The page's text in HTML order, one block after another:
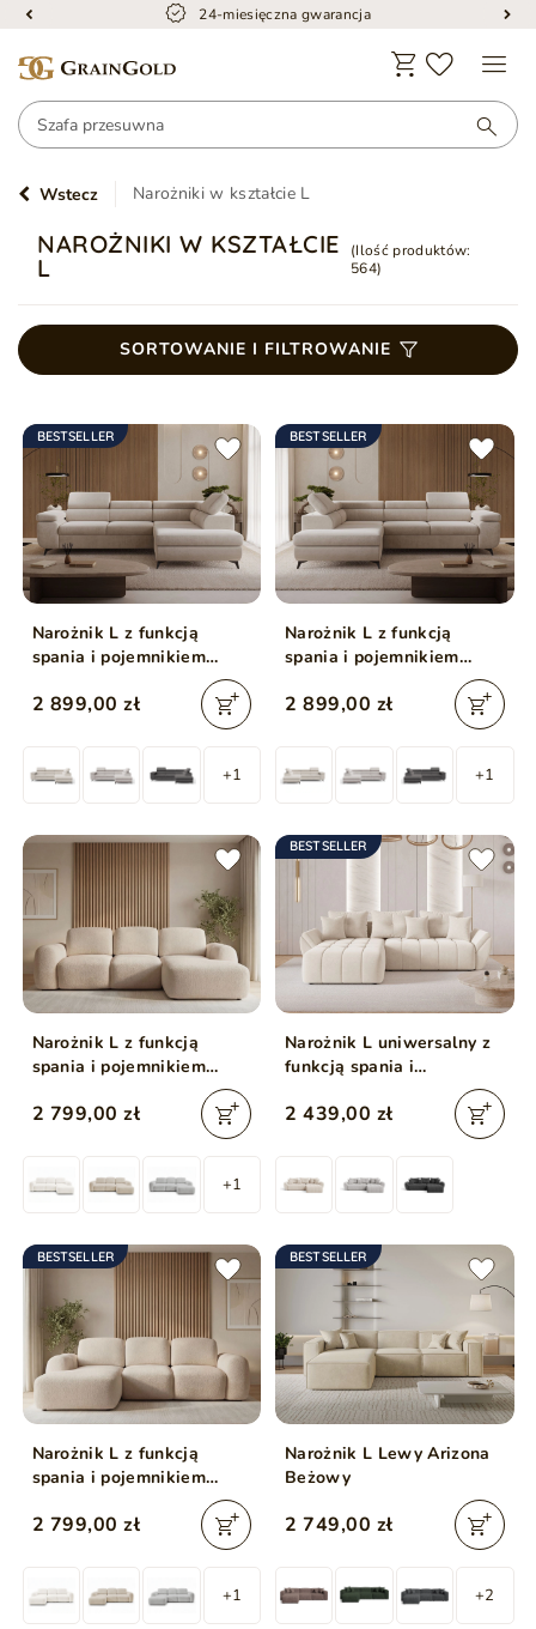
24-miesięczna gwarancja
Wstecz Narożniki w kształcie L
NAROŻNIKI W KSZTAŁCIE
L
(Ilość produktów:
564)
SORTOWANIE I FILTROWANIE
BESTSELLER
Narożnik L z funkcją
spania i pojemnikiem
2 899,00 zł
+1
BESTSELLER
Narożnik L z funkcją
spania i pojemnikiem
2 899,00 zł
+1
Narożnik L z funkcją
spania i pojemnikiem
Avelin Prawy Beżowy
2 799,00 zł
+1
BESTSELLER
Narożnik L uniwersalny z
funkcją spania i
Beżowy
2 439,00 zł
BESTSELLER
Narożnik L z funkcją
spania i pojemnikiem
2 799,00 zł
+1
BESTSELLER
Narożnik L Lewy Arizona
Beżowy
2 749,00 zł
+2